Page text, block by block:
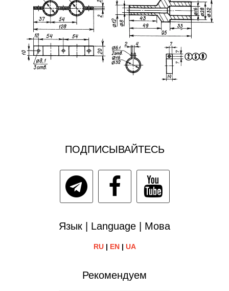
ПОДПИСЫВАЙТЕСЬ
Язык | Language | Мова
RU| EN| UA
Рекомендуем